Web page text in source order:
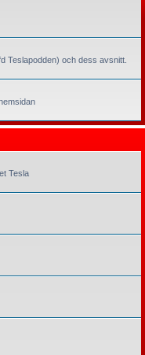
Teslapodden) och dess avsnitt.
Tesla